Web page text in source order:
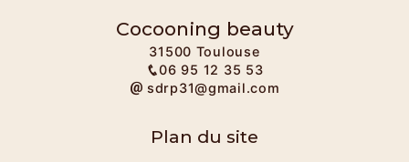
Cocooning beauty
31500 Toulouse
06 95 12 35 53
sdrp31@gmail.com
Plan du site